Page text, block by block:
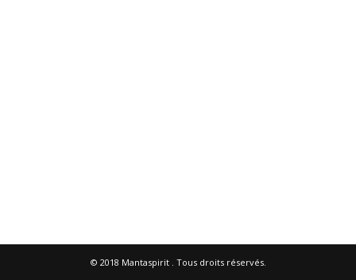
© 2018 Mantaspirit. Tous droits réservés.